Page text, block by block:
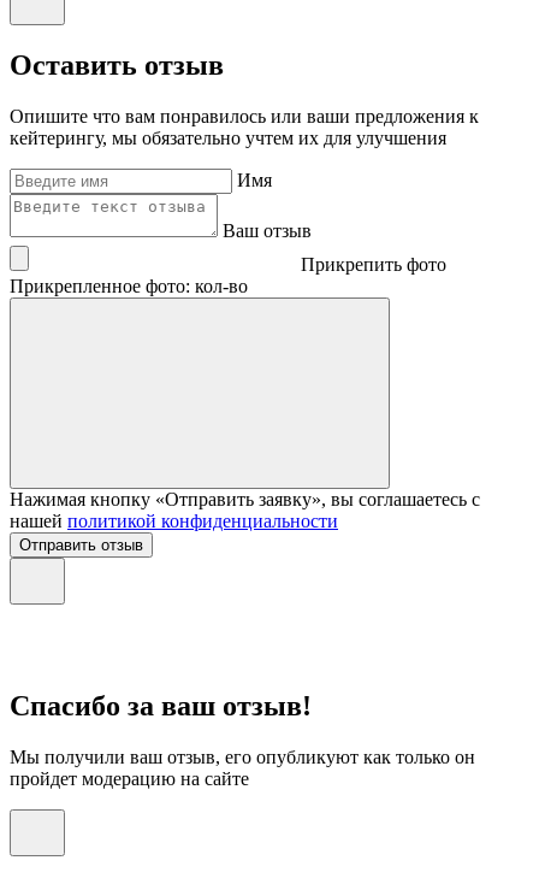
Оставить отзыв
Опишите что вам понравилось или ваши предложения к
кейтерингу, мы обязательно учтем их для улучшения
Имя
Ваш отзыв
Прикрепить фото
Прикрепленное фото: кол-во
Нажимая кнопку «Отправить заявку», вы соглашаетесь с
нашей политикой конфиденциальности
Отправить отзыв
Спасибо за ваш отзыв!
Мы получили ваш отзыв, его опубликуют как только он
пройдет модерацию на сайте